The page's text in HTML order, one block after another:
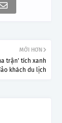
MỚI HƠN
trận' tích xanh
khách du lịch